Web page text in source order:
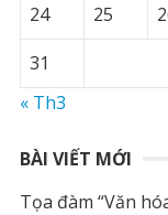
24
25
31
« Th3
BÀI VIẾT MỚI
Tọa đàm “Văn